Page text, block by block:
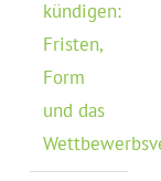
kündigen:
Fristen,
Form
und das